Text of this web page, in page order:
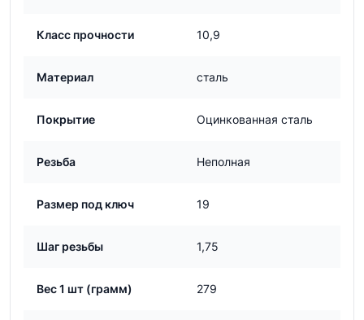
Класс прочности 10,9
Материал сталь
Покрытие Оцинкованная сталь
Резьба Неполная
Размер под ключ 19
Шаг резьбы 1,75
Вес 1 шт (грамм) 279